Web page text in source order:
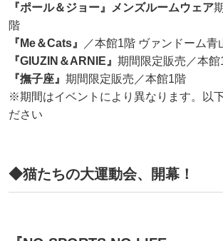
『ポール＆ジョー』メンズルームウェア
階
『Me＆Cats』
／本館1階 ヴァンドーム青
『GIUZIN＆ARNIE』 期間限定販売／本館
『撫子座』 期間限定販売／本館1階
※期間はイベントにより異なります。以
ださい
◆猫たちの大運動会、開幕！